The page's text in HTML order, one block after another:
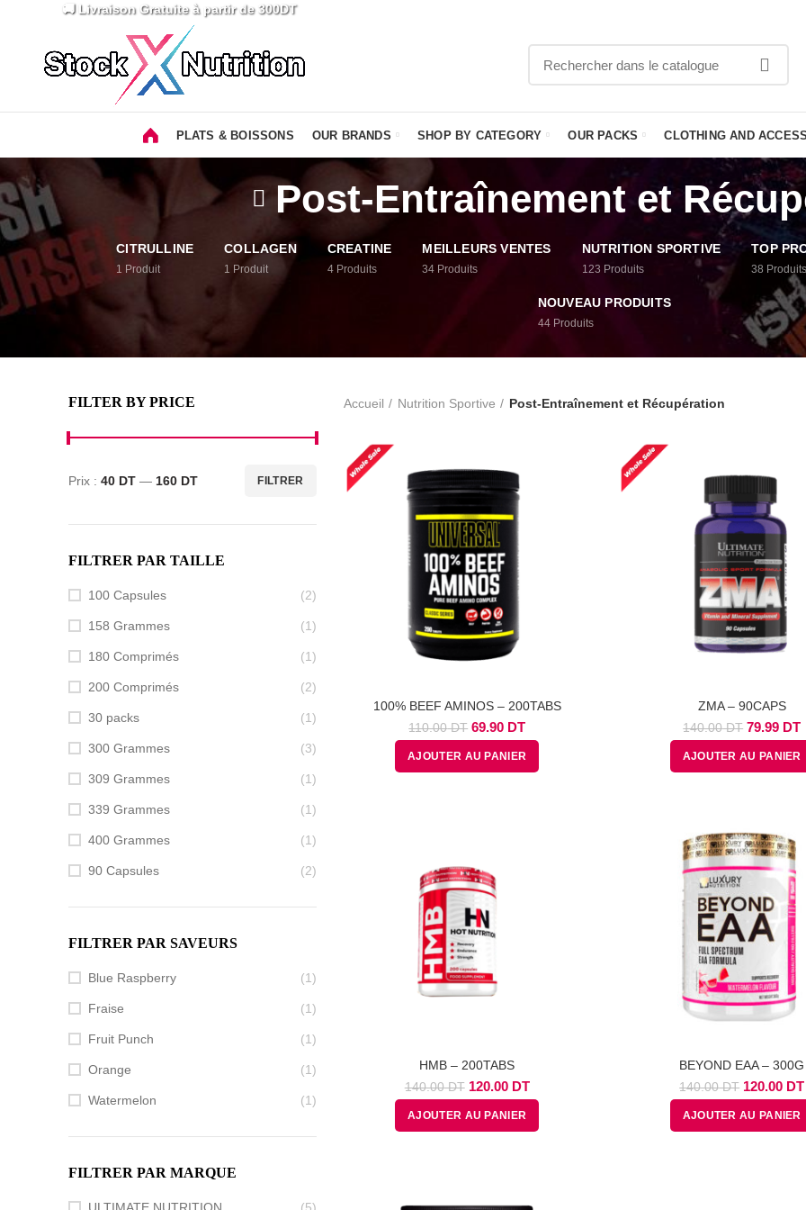
🚚 Livraison Gratuite à partir de 300DT
PLATS & BOISSONS OUR BRANDS SHOP BY CATEGORY OUR PACKS CLOTHING AND
Post-Entraînement et
CITRULLINE
1 Produit
COLLAGEN
1 Produit
CREATINE
4 Produits
MEILLEURS VENTES
34 Produits
NUTRITION SPORTIVE
123 Produits
TOP
38 Produits
NOUVEAU PRODUITS
44 Produits
FILTER BY PRICE
FILTRER
Prix : 40 DT — 160 DT
FILTRER PAR TAILLE
100 Capsules (2)
158 Grammes (1)
180 Comprimés (1)
200 Comprimés (2)
30 packs (1)
300 Grammes (3)
309 Grammes (1)
339 Grammes (1)
400 Grammes (1)
90 Capsules (2)
FILTRER PAR SAVEURS
Blue Raspberry (1)
Fraise (1)
Fruit Punch (1)
Orange (1)
Watermelon (1)
FILTRER PAR MARQUE
Accueil Nutrition Sportive Post-Entraînement et Récupération
100% BEEF AMINOS – 200TABS
110.00DT Le
prix
initial
69.90 DTLe
prix
actuel
AJOUTER AU PANIER
ZMA – 90CAPS
140.00DT Le
prix
initial
79.99 DTLe
AJOUTER AU PANIER
HMB – 200TABS
140.00DT Le
prix
initial
était :
120.00DTLe
prix
est :
AJOUTER AU PANIER
BEYOND EAA – 300G
140.00DT Le
prix
initial
était :
120.00 DT
AJOUTER AU PANIER